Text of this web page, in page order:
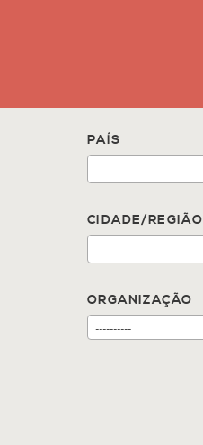
PAÍS
CIDADE/REGIÃO
ORGANIZAÇÃO
----------